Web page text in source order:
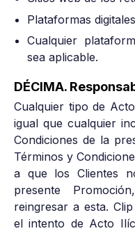
Plataformas
Cualquier
sea aplicable.
DÉCIMA.
Cualquier tipo de
igual que cualquier
Condiciones de la
Términos y
a que los Clientes
presente
reingresar a esta.
el intento de Acto